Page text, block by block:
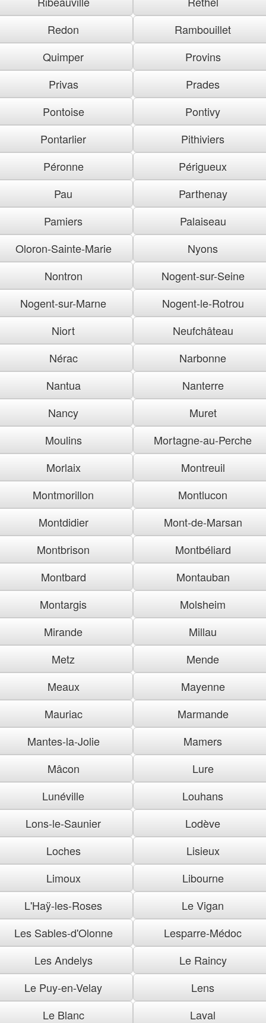
Redon
Rambouillet
Quimper
Provins
Privas
Prades
Pontoise
Pontivy
Pontarlier
Pithiviers
Péronne
Périgueux
Pau
Parthenay
Pamiers
Palaiseau
Oloron-Sainte-Marie
Nyons
Nontron
Nogent-sur-Seine
Nogent-sur-Marne
Nogent-le-Rotrou
Niort
Neufchâteau
Nérac
Narbonne
Nantua
Nanterre
Nancy
Muret
Moulins
Mortagne-au-Perche
Morlaix
Montreuil
Montmorillon
Montlucon
Montdidier
Mont-de-Marsan
Montbrison
Montbéliard
Montbard
Montauban
Montargis
Molsheim
Mirande
Millau
Metz
Mende
Meaux
Mayenne
Mauriac
Marmande
Mantes-la-Jolie
Mamers
Mâcon
Lure
Lunéville
Louhans
Lons-le-Saunier
Lodève
Loches
Lisieux
Limoux
Libourne
L'Haÿ-les-Roses
Le Vigan
Les Sables-d'Olonne
Lesparre-Médoc
Les Andelys
Le Raincy
Le Puy-en-Velay
Lens
Le Blanc
Laval